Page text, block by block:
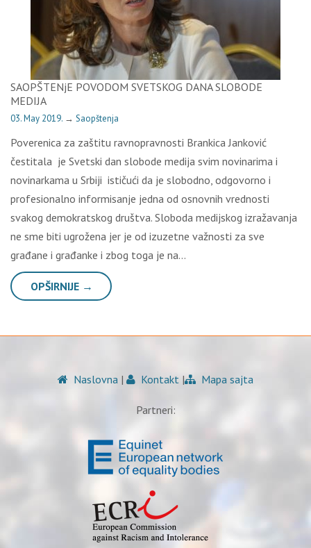
SAOPŠTENјE POVODOM SVETSKOG DANA SLOBODE
MEDIJA
03. May 2019. → Saopštenja
Poverenica za zaštitu ravnopravnosti Brankica Janković
čestitala je Svetski dan slobode medija svim novinarima i
novinarkama u Srbiji ističući da je slobodno, odgovorno i
profesionalno informisanje jedna od osnovnih vrednosti
svakog demokratskog društva. Sloboda medijskog izražavanja
ne sme biti ugrožena jer je od izuzetne važnosti za sve
građane i građanke i zbog toga je na…
OPŠIRNIJE →
Naslovna | Kontakt | Mapa sajta
Partneri: